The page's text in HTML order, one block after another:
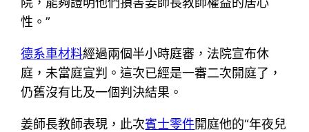
性。”
德系車材料經過兩個半小時庭審，法院宣布休
庭，未當庭宣判。這次已經是一審二次開庭了，
仍舊沒有比及一個判決結果。
姜師長教師表現，此次賓士零件開庭他的“年夜兒